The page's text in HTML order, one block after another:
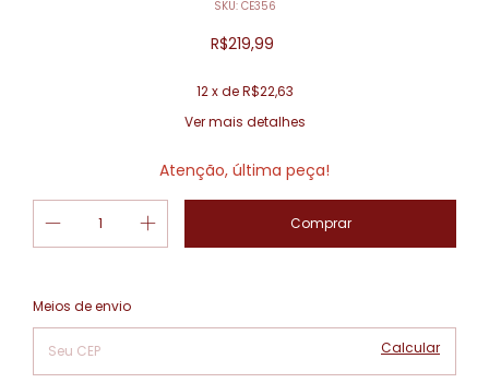
SKU: CE356
R$219,99
12 x deR$22,63
Ver mais detalhes
Atenção, última peça!
Entregas para o CEP:
Meios de envio
Calcular